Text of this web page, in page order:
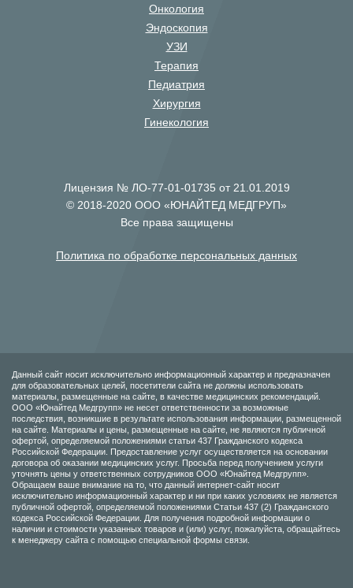
Онкология
Эндоскопия
УЗИ
Терапия
Педиатрия
Хирургия
Гинекология
Лицензия № ЛО-77-01-01735 от 21.01.2019
© 2018-2020 ООО «ЮНАЙТЕД МЕДГРУП»
Все права защищены
Политика по обработке персональных данных
Данный сайт носит исключительно информационный характер и предназначен
для образовательных целей, посетители сайта не должны использовать
материалы, размещенные на сайте, в качестве медицинских рекомендаций.
ООО «Юнайтед Медгрупп» не несет ответственности за возможные
последствия, возникшие в результате использования информации, размещенной
на сайте. Материалы и цены, размещенные на сайте, не являются публичной
офертой, определяемой положениями статьи 437 Гражданского кодекса
Российской Федерации. Предоставление услуг осуществляется на основании
договора об оказании медицинских услуг. Просьба перед получением услуги
уточнять цены у ответственных сотрудников ООО «Юнайтед Медгрупп».
Обращаем ваше внимание на то, что данный интернет-сайт носит
исключительно информационный характер и ни при каких условиях не является
публичной офертой, определяемой положениями Статьи 437 (2) Гражданского
кодекса Российской Федерации. Для получения подробной информации о
наличии и стоимости указанных товаров и (или) услуг, пожалуйста, обращайтесь
к менеджеру сайта с помощью специальной формы связи.